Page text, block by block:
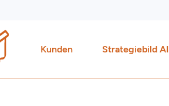
Kunden Strategiebild AI